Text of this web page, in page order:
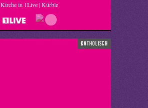
Kirche in 1Live | Kürble
katholisch